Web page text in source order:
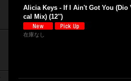
Alicia Keys - If I Ain't Got You (Dio
cal Mix) (12'')
在庫なし